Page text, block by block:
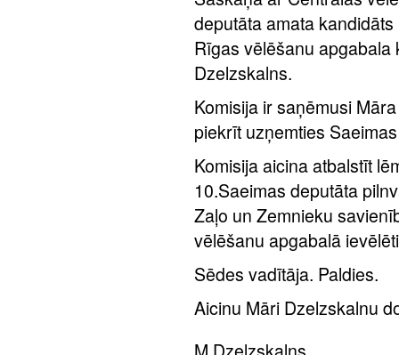
deputāta amata
Rīgas vēlēšanu
Dzelzskalns.
Komisija ir saņēmusi
piekrīt uzņemties
Komisija aicina atbalstīt
10.Saeimas deputāta
Zaļo un Zemnieku
vēlēšanu apgabalā
Sēdes vadītāja. Paldies.
Aicinu Māri Dzelzskalnu